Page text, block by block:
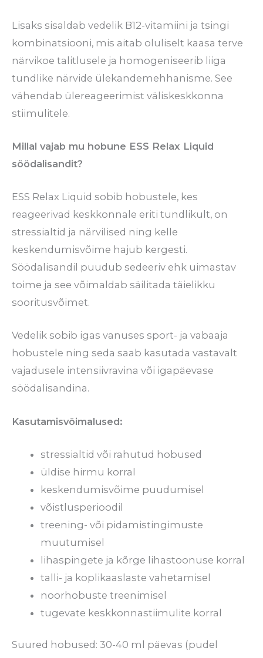
Lisaks sisaldab vedelik B12-vitamiini ja tsingi
kombinatsiooni, mis aitab oluliselt kaasa terve
närvikoe talitlusele ja homogeniseerib liiga
tundlike närvide ülekandemehhanisme. See
vähendab ülereageerimist väliskeskkonna
stiimulitele.
Millal vajab mu hobune ESS Relax Liquid
söödalisandit?
ESS Relax Liquid sobib hobustele, kes
reageerivad keskkonnale eriti tundlikult, on
stressialtid ja närvilised ning kelle
keskendumisvõime hajub kergesti.
Söödalisandil puudub sedeeriv ehk uimastav
toime ja see võimaldab säilitada täielikku
sooritusvõimet.
Vedelik sobib igas vanuses sport- ja vabaaja
hobustele ning seda saab kasutada vastavalt
vajadusele intensiivravina või igapäevase
söödalisandina.
Kasutamisvõimalused:
stressialtid või rahutud hobused
üldise hirmu korral
keskendumisvõime puudumisel
võistlusperioodil
treening- või pidamistingimuste
muutumisel
lihaspingete ja kõrge lihastoonuse korral
talli- ja koplikaaslaste vahetamisel
noorhobuste treenimisel
tugevate keskkonnastiimulite korral
Suured hobused: 30-40 ml päevas (pudel